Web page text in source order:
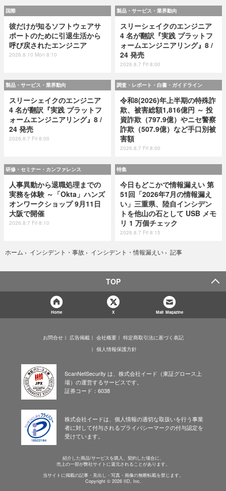
国際
彼だけが知るソフトウェアサ
ポートのために引退生活から
呼び戻されたエンジニア
2026.8.10 Mon 8:10
製品・サービス・業界動向
スリーシェイクのエンジニア
4 名が翻訳『実践 プラットフ
ォームエンジニアリング』8 /
24 発売
2026.8.7 Fri 8:00
製品・サービス・業界動向
スリーシェイクのエンジニア
4 名が翻訳『実践 プラットフ
ォームエンジニアリング』8 /
24 発売
2026.8.7 Fri 8:00
調査・レポート・白書・ガイドライン
令和8(2026)年上半期の特殊詐
欺、被害総額1,816億円 ～ 投
資詐欺（797.9億）やニセ警察
詐欺（507.9億）など手口別被
害額
2026.8.7 Fri 8:00
研修・セミナー・カンファレンス
人事異動から退職処理までの
実務を体験 ～「Okta」ハンズ
オンワークショップ 9月11日
大阪で開催
2026.8.7 Fri 8:10
特集
今日もどこかで情報漏えい 第
51回「2026年7月の情報漏え
い」三重県、陸自インシデン
トを他山の石として USB メモ
リ 1 万個チェック
2026.8.7 Fri 8:15
ホーム › インシデント・事故 › インシデント・情報漏えい › 記事
TOP
Home X Mail Magazine
お問合せ 広告掲載 会社概要
特定商取引法に基づく表記
個人情報保護方針
ScanNetSecurity は、株式会社イード（東証グロース上
場）の運営するサービスです。
証券コード：6038
株式会社イードは、個人情報の適切な取扱いを行う事業
者に対して付与されるプライバシーマークの付与認定を
受けています。
紹介した商品/サービスを購入、契約した場合に、
売上の一部が弊社サイトに還元されることがあります。
当サイトに掲載の記事・見出し・写真・画像の無断転載を禁じます。
Copyright © 2026 IID, Inc.